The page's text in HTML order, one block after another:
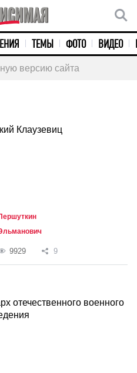
ТЕМЫ ФОТО ВИДЕО
версию сайта
Клаузевиц
9929 9
отечественного военного